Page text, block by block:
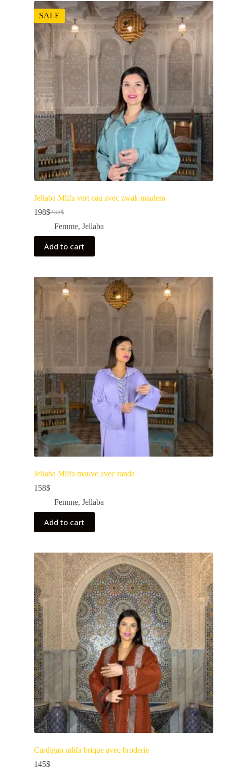
SALE
Jellaba Mlifa vert eau avec zwak maalem
238$
198$
Femme, Jellaba
Add to cart
Jellaba Mlifa mauve avec randa
158$
Femme, Jellaba
Add to cart
Cardigan mlifa brique avec broderie
145$